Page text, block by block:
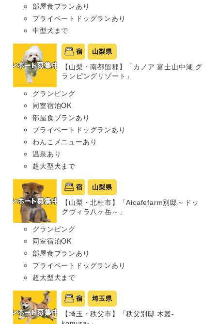
部屋食プランあり
プライベートドッグランあり
中型犬まで
宿 山梨県
【山梨・南都留郡】「カノア 富士山中湖 グ
ランピングリゾート」
グランピング
同室宿泊OK
部屋食プランあり
プライベートドッグランあり
わんこメニューあり
温泉あり
超大型犬まで
宿 山梨県
【山梨・北杜市】「Aicafefarm別邸～ドッ
グヴィラ八ヶ岳～」
グランピング
同室宿泊OK
部屋食プランあり
プライベートドッグランあり
超大型犬まで
宿 埼玉県
【埼玉・秩父市】「秩父別邸 木叢-